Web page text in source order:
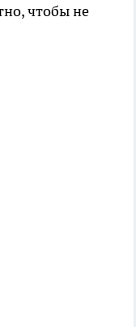
чтобы не